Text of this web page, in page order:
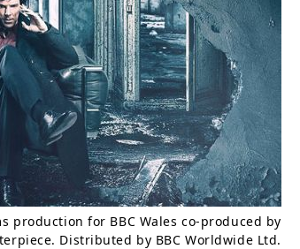
production for BBC Wales co-produced by
Distributed by BBC Worldwide Ltd.